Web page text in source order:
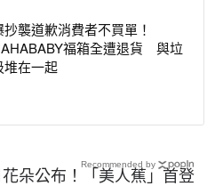
抄襲道歉消費者不買單！
福箱全遭退貨 與垃
堆在一起
朵公布！「美人蕉」首登
Recommended by